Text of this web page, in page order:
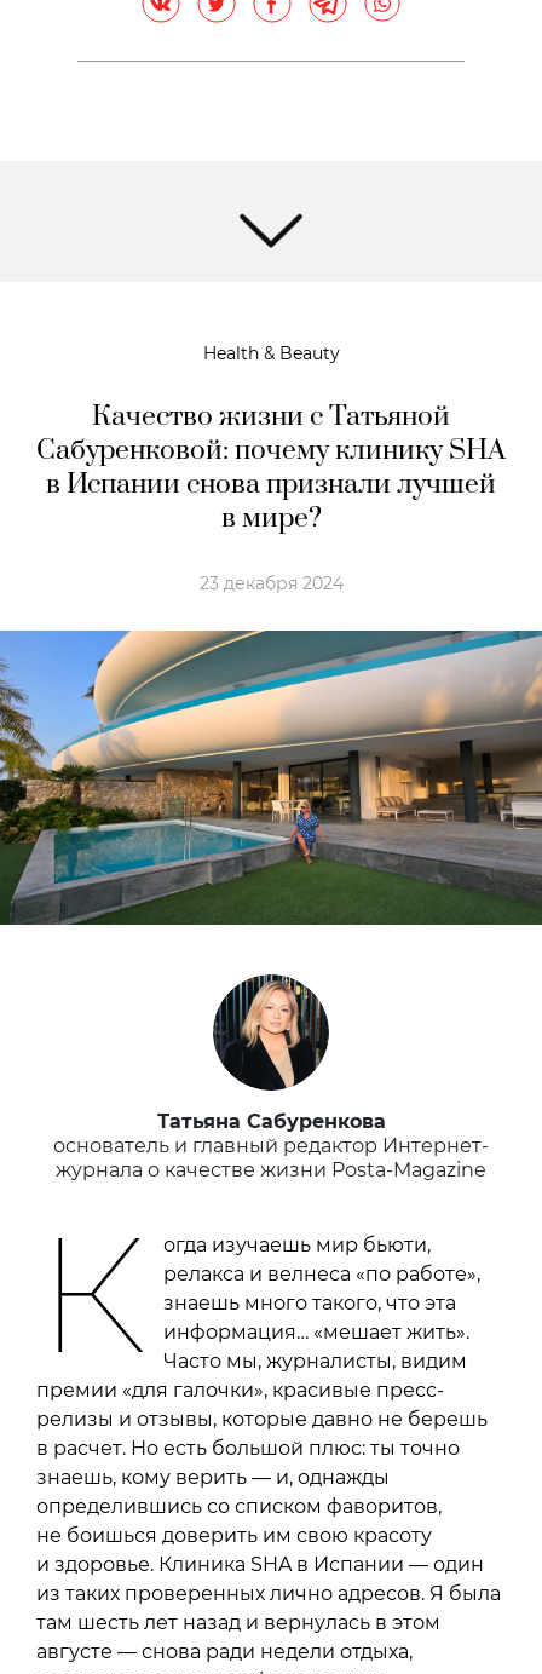
Health & Beauty
Качество жизни с Татьяной
Сабуренковой: почему клинику SHA
в Испании снова признали лучшей
в мире?
23 декабря 2024
Татьяна Сабуренкова
основатель и главный редактор Интернет-
журнала о качестве жизни Posta-Magazine
К
огда изучаешь мир бьюти,
релакса и велнеса «по работе»,
знаешь много такого, что эта
информация… «мешает жить».
Часто мы, журналисты, видим
премии «для галочки», красивые пресс-
релизы и отзывы, которые давно не берешь
в расчет. Но есть большой плюс: ты точно
знаешь, кому верить — и, однажды
определившись со списком фаворитов,
не боишься доверить им свою красоту
и здоровье. Клиника SHA в Испании — один
из таких проверенных лично адресов. Я была
там шесть лет назад и вернулась в этом
августе — снова ради недели отдыха,